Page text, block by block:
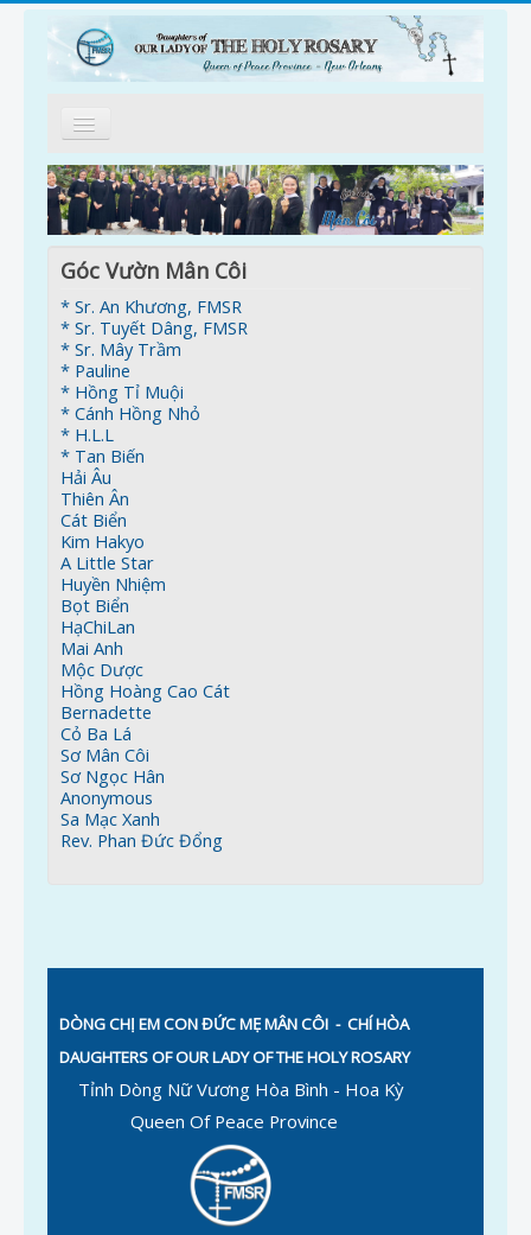
Trang Nhà
Giới Thiệu
Tông Đồ
Kinh Mân Côi
Ơn Gọi
Góc Vườn Mân Côi
Thông Tin
Nối Kết
Góc Vườn Mân Côi
* Sr. An Khương, FMSR
* Sr. Tuyết Dâng, FMSR
* Sr. Mây Trầm
* Pauline
* Hồng Tỉ Muội
* Cánh Hồng Nhỏ
* H.L.L
* Tan Biến
Hải Âu
Thiên Ân
Cát Biển
Kim Hakyo
A Little Star
Huyền Nhiệm
Bọt Biển
HạChiLan
Mai Anh
Mộc Dược
Hồng Hoàng Cao Cát
Bernadette
Cỏ Ba Lá
Sơ Mân Côi
Sơ Ngọc Hân
Anonymous
Sa Mạc Xanh
Rev. Phan Đức Đổng
DÒNG CHỊ EM CON ĐỨC MẸ MÂN CÔI - CHÍ HÒA
DAUGHTERS OF OUR LADY OF THE HOLY ROSARY
Tỉnh Dòng Nữ Vương Hòa Bình - Hoa Kỳ
Queen Of Peace Province